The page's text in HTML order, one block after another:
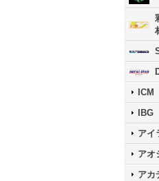
ICM
IBG
アイ
アオ
アカ